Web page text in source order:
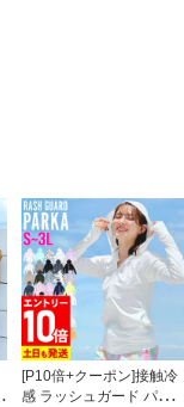
[P10倍+クーポン]接触冷
感 ラッシュガード パー